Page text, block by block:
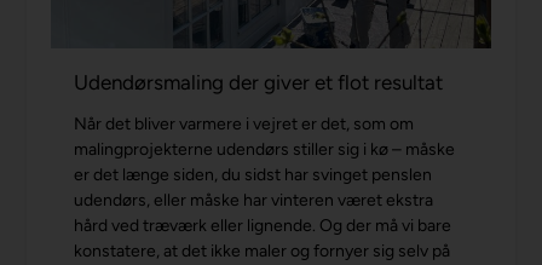
Udendørsmaling der giver et flot resultat
Når det bliver varmere i vejret er det, som om
malingprojekterne udendørs stiller sig i kø – måske
er det længe siden, du sidst har svinget penslen
udendørs, eller måske har vinteren været ekstra
hård ved træværk eller lignende. Og der må vi bare
konstatere, at det ikke maler og fornyer sig selv på